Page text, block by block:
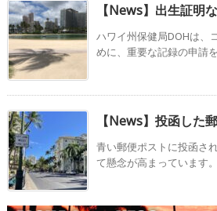
【News】出生証明
ハワイ州保健局DOHは、
めに、重要な記録の申請
【News】投函した
青い郵便ポストに投函さ
て懸念が高まっています